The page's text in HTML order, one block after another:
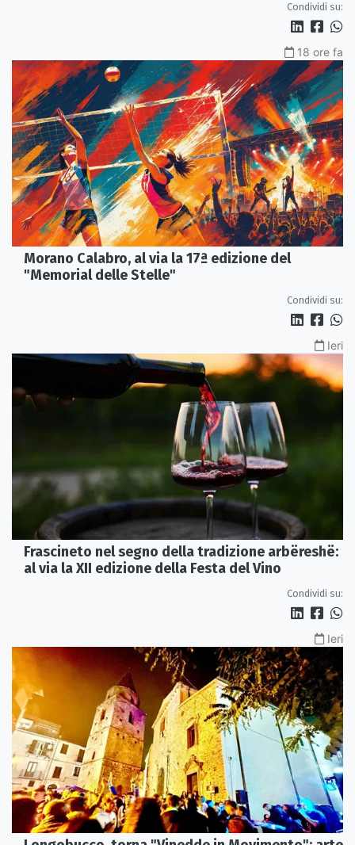
Condividi su:
18 ore fa
Morano Calabro, al via la 17ª edizione del
"Memorial delle Stelle"
Condividi su:
Ieri
Frascineto nel segno della tradizione arbëreshë:
al via la XII edizione della Festa del Vino
Condividi su:
Ieri